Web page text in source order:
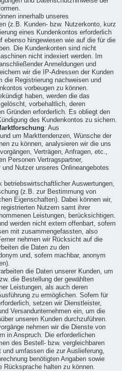
innerhalb unseres
(z.B. Kunden- bzw. Nutzerkonto, kurz
eines Kundenkontos erforderlich
ebenso hingewiesen wie auf die für die
Die Kundenkonten sind nicht
nicht indexiert werden. Im
Anmeldungen und
wir die IP-Adressen der Kunden
die Registrierung nachweisen und
vorbeugen zu können.
haben, werden die das
vorbehaltlich, deren
Gründen erforderlich. Es obliegt den
des Kundenkontos zu sichern.
: Aus
um Markttendenzen, Wünsche der
zu können, analysieren wir die uns
Verträgen, Anfragen, etc.,
Personen Vertragspartner,
Nutzer unseres Onlineangebotes
betriebswirtschaftlicher Auswertungen,
(z.B. zur Bestimmung von
Eigenschaften). Dabei können wir,
Nutzern samt ihrer
Leistungen, berücksichtigen.
werden nicht extern offenbart, sofern
mit zusammengefassten, also
nehmen wir Rücksicht auf die
die Daten zu den
und, sofern machbar, anonym
die Daten unserer Kunden, um
die Bestellung der gewählten
Leistungen, als auch deren
zu ermöglichen. Sofern für
setzen wir Dienstleister,
Versandunternehmen ein, um die
unseren Kunden durchzuführen.
nehmen wir die Dienste von
in Anspruch. Die erforderlichen
des Bestell- bzw. vergleichbaren
und umfassen die zur Auslieferung,
benötigten Angaben sowie
Rücksprache halten zu können.